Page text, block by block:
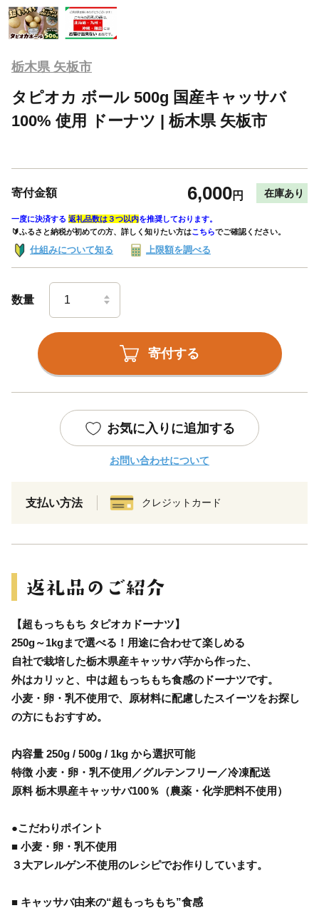
栃木県 矢板市
タピオカ ボール 500g 国産キャッサバ
100% 使用 ドーナツ | 栃木県 矢板市
寄付金額 6,000円 在庫あり
一度に決済する 返礼品数は３つ以内を推奨しております。
🔰ふるさと納税が初めての方、詳しく知りたい方はこちらでご確認ください。
仕組みについて知る 上限額を調べる
数量
寄付する
お気に入りに追加する
お問い合わせについて
支払い方法 クレジットカード
【超もっちもち タピオカドーナツ】
250g～1kgまで選べる！用途に合わせて楽しめる
自社で栽培した栃木県産キャッサバ芋から作った、
外はカリッと、中は超もっちもち食感のドーナツです。
小麦・卵・乳不使用で、原材料に配慮したスイーツをお探し
の方にもおすすめ。
内容量 250g / 500g / 1kg から選択可能
特徴 小麦・卵・乳不使用／グルテンフリー／冷凍配送
原料 栃木県産キャッサバ100％（農薬・化学肥料不使用）
●こだわりポイント
■ 小麦・卵・乳不使用
３大アレルゲン不使用のレシピでお作りしています。
■ キャッサバ由来の“超もっちもち”食感